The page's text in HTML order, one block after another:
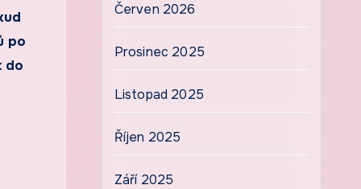
po
do
Červen 2026
Prosinec 2025
Listopad 2025
Říjen 2025
Září 2025